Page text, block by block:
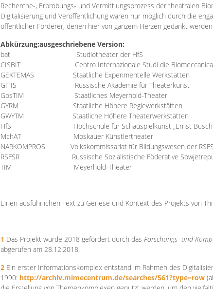
Recherche-, Erprobungs- und Vermittlungsprozess der theatralen
Digitalisierung und Veröffentlichung waren nur möglich durch die
öffentlicher Förderer, denen hier von ganzem Herzen gedankt
Abkürzung:ausgeschriebene Version:
bat
Studiotheater der HfS
CISBIT
Centro Internazionale Studi die
GEKTEMAS
Staatliche Experimentelle Werkstätten
GITIS
Russische Akademie für Theaterkunst
GosTIM
Staatliches Meyerhold-Theater
GYRM
Staatliche Höhere Regiewerkstätten
GWYTM
Staatliche Höhere Theaterwerkstätten
HfS
Hochschule für Schauspielkunst „Ernst
MchAT
Moskauer Künstlertheater
NARKOMPROS
Volkskommissariat für Bildungswesen der
RSFSR
Russische Sozialistische Föderative
TIM Meyerhold-Theater
Einen ausführlichen Text zu Genese und Kontext des Projekts von
1 Das Projekt wurde 2018 gefördert durch das Forschungs- und
abgerufen am 28.12.2018.
2 Ein erster Informationskomplex entstand im Rahmen des
1990: http://archiv.mimecentrum.de/searches/561?type=row